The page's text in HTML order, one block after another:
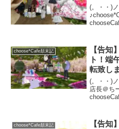
(。・・)
ぶ梅酒
～※...
choose*Cafe顛末記
【告知
ト！端
転致し
(。・・)
店長＠ち
節句お
choose*Cafe顛末記
【告知